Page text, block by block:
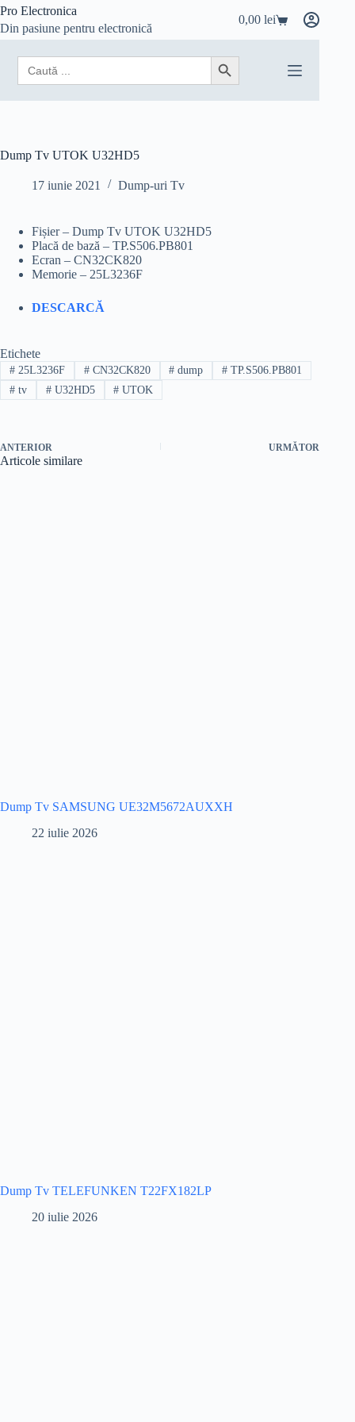
Sari
conținut
Pro Electronica
Din pasiune pentru electronică
Coș
de
cumpărături
0,00lei
Search
for:
Search Button
Dump Tv UTOK U32HD5
17 iunie 2021 Dump-uri Tv
Fișier – Dump Tv UTOK U32HD5
Placă de bază – TP.S506.PB801
Ecran – CN32CK820
Memorie – 25L3236F
DESCARCĂ
Etichete
#25L3236F #CN32CK820 # dump # TP.S506.PB801
#tv #U32HD5 # UTOK
ANTERIOR URMĂTOR
Articole similare
Dump Tv SAMSUNG UE32M5672AUXXH
22 iulie 2026
Dump Tv TELEFUNKEN T22FX182LP
20 iulie 2026